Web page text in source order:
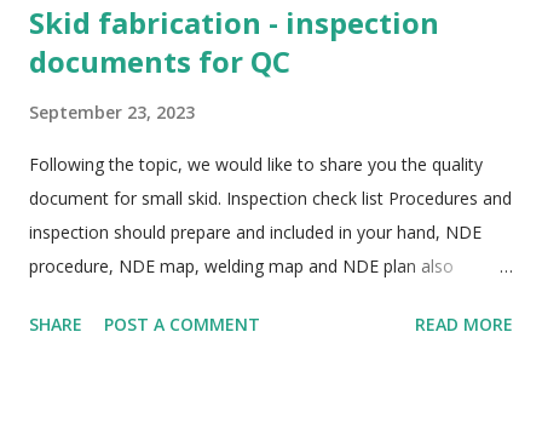
Skid fabrication - inspection
documents for QC
September 23, 2023
Following the topic, we would like to share you the quality
document for small skid. Inspection check list Procedures and
inspection should prepare and included in your hand, NDE
procedure, NDE map, welding map and NDE plan also
control, type of inspection report, below is sample list of
SHARE POST A COMMENT READ MORE